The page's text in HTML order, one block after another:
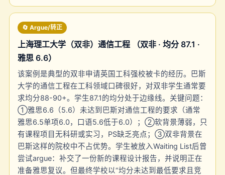
🔄 Argue/转正
上海理工大学（双非）通信工程 （双非 · 均分 87.1 ·
雅思 6.6）
该案例是典型的双非申请英国工科强校被卡的经历。巴斯
大学的通信工程在工科领域口碑很好，对双非学生通常要
求均分88-90+。学生87.1的均分处于边缘线。关键问题：
①雅思6.6（5.6）未达到巴斯对通信工程的要求（通常
雅思6.5单项6.0，口语5.6低于6.0）；②软背景薄弱，只
有课程项目无科研或实习，PS缺乏亮点；③双非背景在
巴斯这样的院校中不占优势。学生被放入Waiting List后曾
尝试argue：补交了一份新的课程设计报告，并说明正在
准备雅思复议。但最终学校以“均分未达到最低要求且竞